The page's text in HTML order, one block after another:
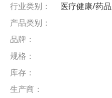
行业类别：
医疗健康/药
产品类别：
品牌：
规格：
库存：
生产商：